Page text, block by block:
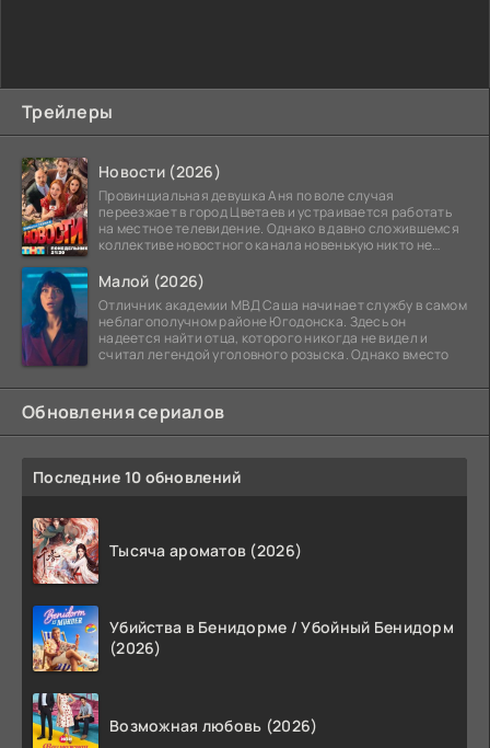
Трейлеры
Новости (2026)
Провинциальная девушка Аня по воле случая
переезжает в город Цветаев и устраивается работать
на местное телевидение. Однако в давно сложившемся
коллективе новостного канала новенькую никто не
Малой (2026)
Отличник академии МВД Саша начинает службу в самом
неблагополучном районе Югодонска. Здесь он
надеется найти отца, которого никогда не видел и
считал легендой уголовного розыска. Однако вместо
Обновления сериалов
Последние 10 обновлений
Тысяча ароматов (2026)
Убийства в Бенидорме / Убойный Бенидорм
(2026)
Возможная любовь (2026)